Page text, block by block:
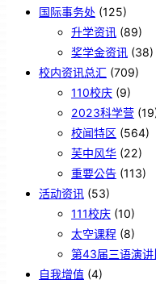
国际事务处 (125)
升学资讯 (89)
奖学金资讯 (38)
校内资讯总汇 (709)
110校庆 (9)
2023科学营
校闻特区 (564)
芙中风华 (22)
重要公告 (113)
活动资讯 (53)
111校庆 (10)
太空课程 (8)
第43届三语演讲
自我增值 (4)